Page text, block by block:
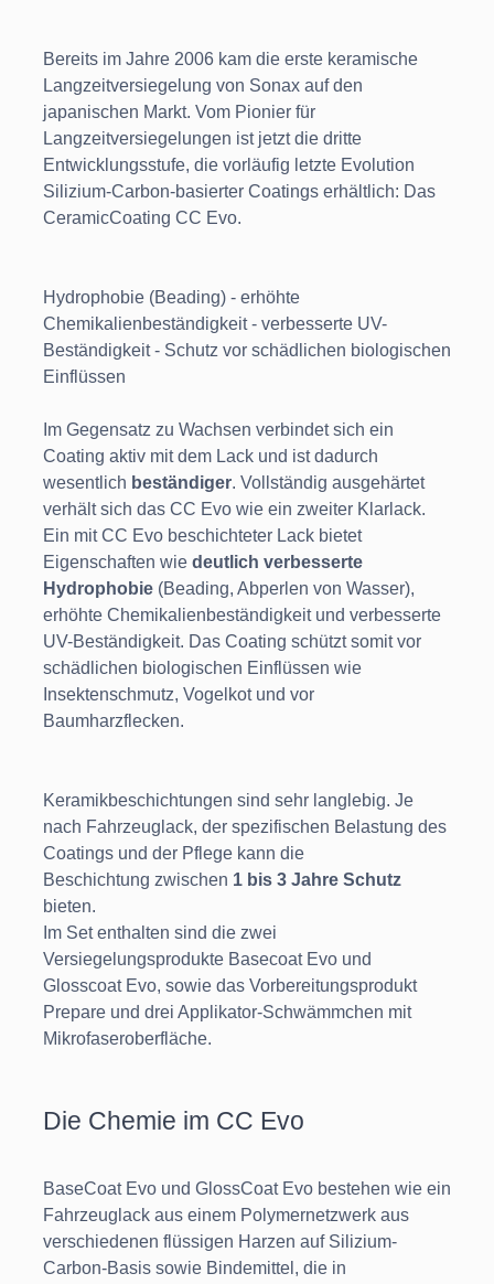
Bereits im Jahre 2006 kam die erste keramische
Langzeitversiegelung von Sonax auf den
japanischen Markt. Vom Pionier für
Langzeitversiegelungen ist jetzt die dritte
Entwicklungsstufe, die vorläufig letzte Evolution
Silizium-Carbon-basierter Coatings erhältlich: Das
CeramicCoating CC Evo.
Hydrophobie (Beading) - erhöhte
Chemikalienbeständigkeit - verbesserte UV-
Beständigkeit - Schutz vor schädlichen biologischen
Einflüssen
Im Gegensatz zu Wachsen verbindet sich ein
Coating aktiv mit dem Lack und ist dadurch
wesentlich beständiger. Vollständig ausgehärtet
verhält sich das CC Evo wie ein zweiter Klarlack.
Ein mit CC Evo beschichteter Lack bietet
Eigenschaften wie deutlich verbesserte
Hydrophobie (Beading, Abperlen von Wasser),
erhöhte Chemikalienbeständigkeit und verbesserte
UV-Beständigkeit. Das Coating schützt somit vor
schädlichen biologischen Einflüssen wie
Insektenschmutz, Vogelkot und vor
Baumharzflecken.
Keramikbeschichtungen sind sehr langlebig. Je
nach Fahrzeuglack, der spezifischen Belastung des
Coatings und der Pflege kann die
Beschichtung zwischen 1 bis 3 Jahre Schutz
bieten.
Im Set enthalten sind die zwei
Versiegelungsprodukte Basecoat Evo und
Glosscoat Evo, sowie das Vorbereitungsprodukt
Prepare und drei Applikator-Schwämmchen mit
Mikrofaseroberfläche.
Die Chemie im CC Evo
BaseCoat Evo und GlossCoat Evo bestehen wie ein
Fahrzeuglack aus einem Polymernetzwerk aus
verschiedenen flüssigen Harzen auf Silizium-
Carbon-Basis sowie Bindemittel, die in